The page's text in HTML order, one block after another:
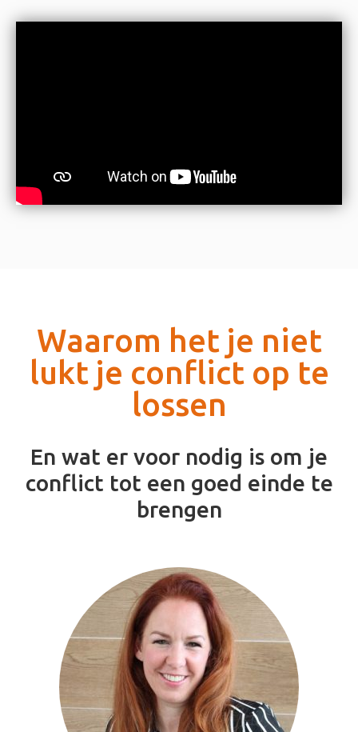
Waarom het je niet
lukt je conflict op te
lossen
En wat er voor nodig is om je
conflict tot een goed einde te
brengen